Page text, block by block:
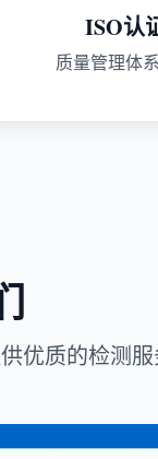
ISO认
质量管理体
优质的检测服